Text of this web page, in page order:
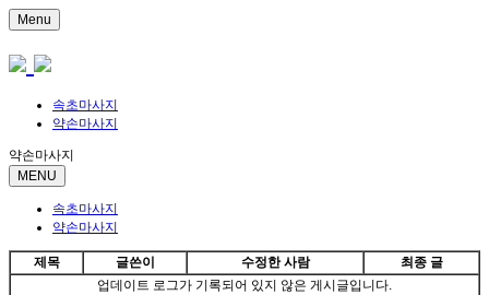
Menu
속초마사지
약손마사지
약손마사지
MENU
속초마사지
약손마사지
제목 글쓴이 수정한 사람
최종 글
업데이트 로그가 기록되어 있지 않은 게시글입니다.